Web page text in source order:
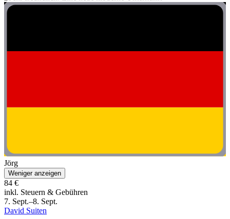
Jörg
Weniger anzeigen
84 €
inkl. Steuern & Gebühren
7. Sept.–8. Sept.
David Suiten